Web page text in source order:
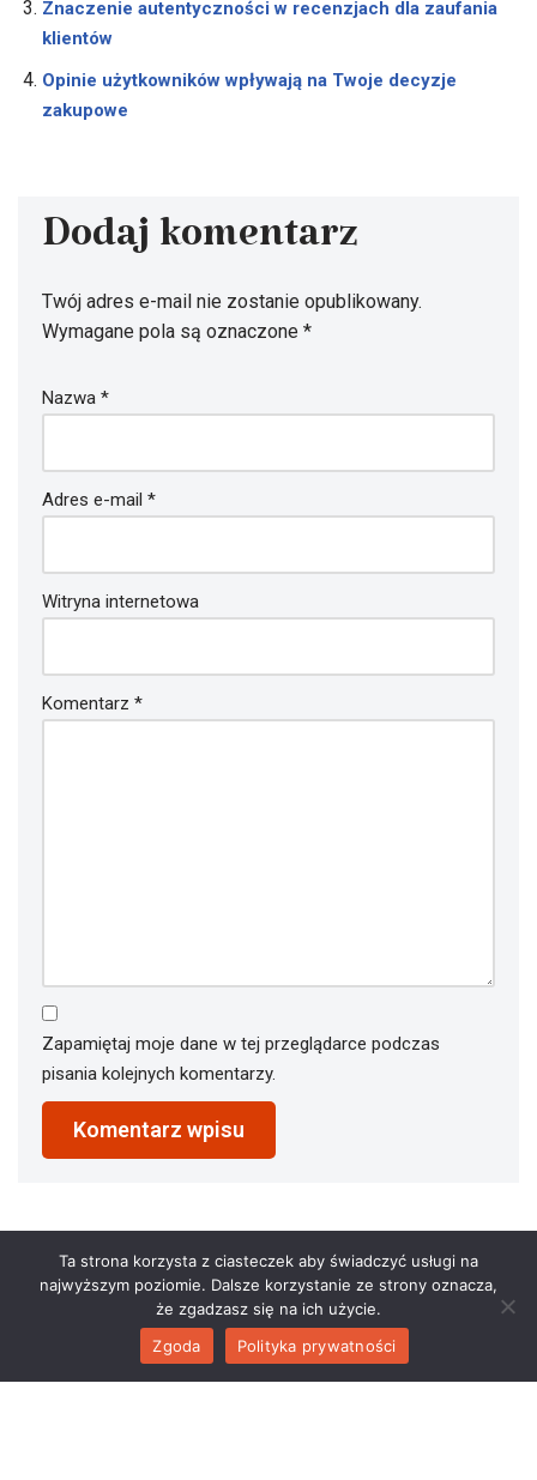
Znaczenie autentyczności w recenzjach dla zaufania
klientów
Opinie użytkowników wpływają na Twoje decyzje
zakupowe
Dodaj komentarz
Twój adres e-mail nie zostanie opublikowany.
Wymagane pola są oznaczone *
Nazwa *
Adres e-mail *
Witryna internetowa
Komentarz *
Zapamiętaj moje dane w tej przeglądarce podczas
pisania kolejnych komentarzy.
2023 © restauracjaathena.pl. All Rights Reserved.
Ta strona korzysta z ciasteczek aby świadczyć usługi na
najwyższym poziomie. Dalsze korzystanie ze strony oznacza,
że zgadzasz się na ich użycie.
Zgoda
Polityka prywatności